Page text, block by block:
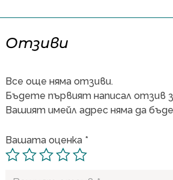
Отзиви
Все още няма отзиви.
Бъдете първият написал отзив
Вашият имейл адрес няма да бъде
Вашата оценка *